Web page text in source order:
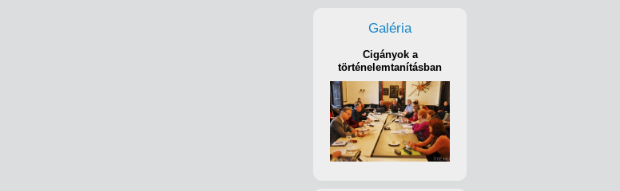
Galéria
Cigányok a
történelemtanításban